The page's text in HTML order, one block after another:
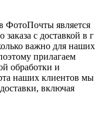
ФотоПочты является
с доставкой в г
важно для наших
прилагаем
обработки и
наших клиентов мы
включая